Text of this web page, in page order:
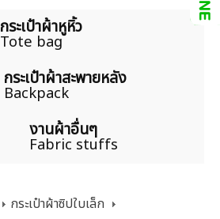
กระเป๋าผ้าหูหิ้ว
Tote bag
กระเป๋าผ้าสะพายหลัง
Backpack
งานผ้าอื่นๆ
Fabric stuffs
กระเป๋าผ้าซิปใบเล็ก